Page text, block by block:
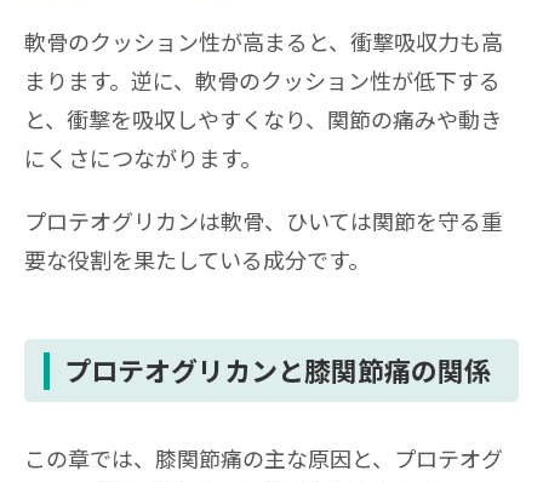
軟骨のクッション性が高まると、衝撃吸収力も高
まります。逆に、軟骨のクッション性が低下する
と、衝撃を吸収しやすくなり、関節の痛みや動き
にくさにつながります。
プロテオグリカンは軟骨、ひいては関節を守る重
要な役割を果たしている成分です。
プロテオグリカンと膝関節痛の関係
この章では、膝関節痛の主な原因と、プロテオグ